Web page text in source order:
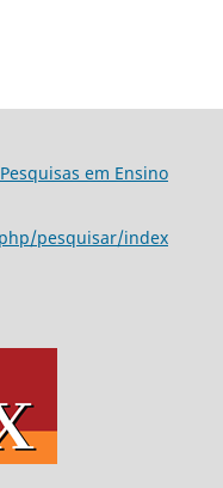
em Ensino
pesquisar/index